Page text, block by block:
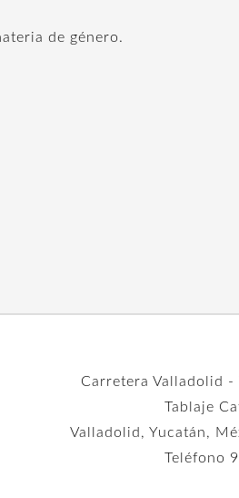
de género.
Carretera Valladolid -
Tablaje
Valladolid, Yucatán,
Teléfono